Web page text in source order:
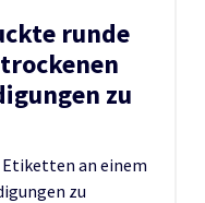
runde
zu
Etiketten an einem
zu